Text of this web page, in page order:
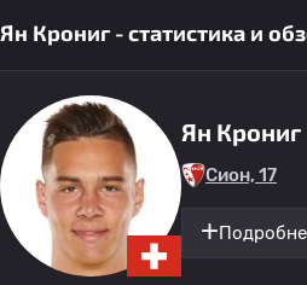
Ян Крониг - статистика и
Ян Крониг
Сион, 17